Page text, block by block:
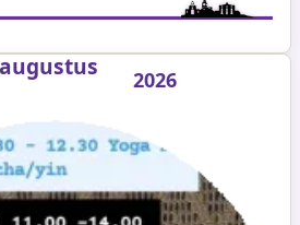
augustus 2026